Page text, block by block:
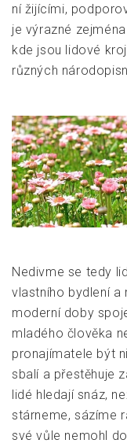
ní žijícími,
je výrazné
kde jsou lidové
různých
Nedivme se tedy
vlastního bydlení a
moderní doby
mladého člověka
pronajímatele být
sbalí a přestěhuje
lidé hledají snáz,
stárneme, sázíme
své vůle nemohl